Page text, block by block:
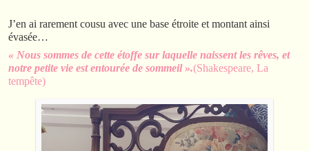
J’en ai rarement cousu avec une base étroite et montant ainsi
évasée…
« Nous sommes de cette étoffe sur laquelle naissent les rêves, et
notre petite vie est entourée de sommeil ».(Shakespeare, La
tempête)